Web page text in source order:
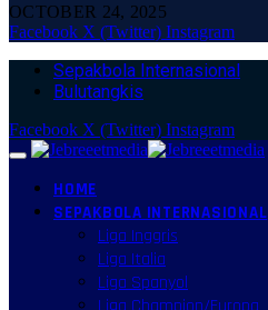
OCTOBER 24, 2025
Facebook X (Twitter) Instagram
Sepakbola Internasional
Bulutangkis
Facebook X (Twitter) Instagram
HOME
SEPAKBOLA INTERNASIONAL
Liga Inggris
Liga Italia
Liga Spanyol